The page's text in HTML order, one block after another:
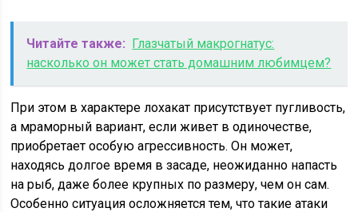
Читайте также: Глазчатый макрогнатус:
насколько он может стать домашним любимцем?
При этом в характере лохакат присутствует пугливость,
а мраморный вариант, если живет в одиночестве,
приобретает особую агрессивность. Он может,
находясь долгое время в засаде, неожиданно напасть
на рыб, даже более крупных по размеру, чем он сам.
Особенно ситуация осложняется тем, что такие атаки